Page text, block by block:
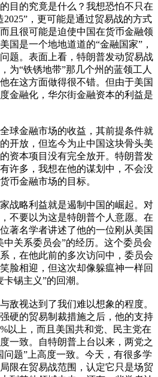
目的究竟是什么？我想恐怕不只在
，更可能是通过贸易战的方式
且很可能是迫使中国在货币金融领
国是一个地地道道的“金融国家”，
题。表面上看，特朗普发动贸易战
为“铁锈地带”那几个州的蓝领工人
在这方面做得很不错。但由于美国
金融化，华尔街金融资本的利益是
球金融市场的收益，其前提条件就
开放，但迄今为止中国这块骨头美
资本项目没有完全放开。特朗普发
许多，我想在他的谋划中，不会没
币金融市场的目标。
战略利益就是遏制中国的崛起。对
不要以为这是特朗普个人意愿。在
著名学者讲述了他的一位刚从美国
中关系委员会”的经历。这个委员会
，在他此前的多次访问中，委员会
脸相迎，但这次却像躲瘟神一样回
锡主义”的回潮。
敌视达到了我们难以想象的程度。
硬的贸易制裁措施之后，他的支持
以上，而且美国共和党、民主党在
一致。自特朗普上台以来，两党之
题”上高度一致。今天，有很多学
限在贸易战范围，认定它只是场贸